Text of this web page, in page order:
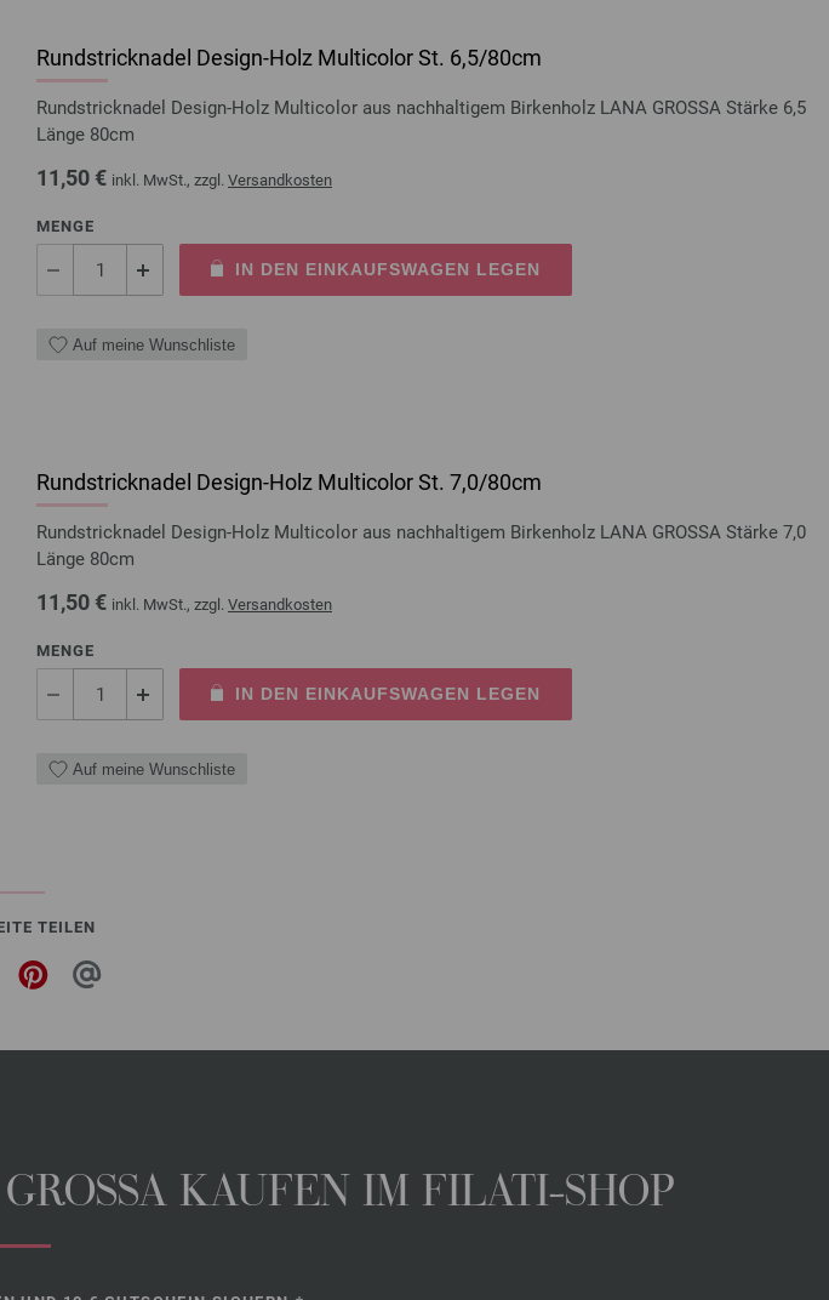
Rundstricknadel Design-Holz Multicolor St. 6,5/80cm
Rundstricknadel Design-Holz Multicolor aus nachhaltigem Birkenholz LANA GROSSA Stärke 6,5
Länge 80cm
11,50 € inkl. MwSt., zzgl. Versandkosten
MENGE
IN DEN EINKAUFSWAGEN LEGEN
Auf meine Wunschliste
Rundstricknadel Design-Holz Multicolor St. 7,0/80cm
Rundstricknadel Design-Holz Multicolor aus nachhaltigem Birkenholz LANA GROSSA Stärke 7,0
Länge 80cm
11,50 € inkl. MwSt., zzgl. Versandkosten
MENGE
IN DEN EINKAUFSWAGEN LEGEN
Auf meine Wunschliste
TEILEN
KAUFEN IM FILATI-SHOP